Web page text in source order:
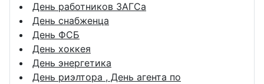
День работников ЗАГСа
День снабженца
День ФСБ
День хоккея
День энергетика
День риэлтора , День агента по